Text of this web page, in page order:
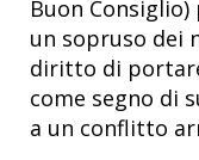
Buon
un sopruso dei
diritto di
come segno di
a un conflitto